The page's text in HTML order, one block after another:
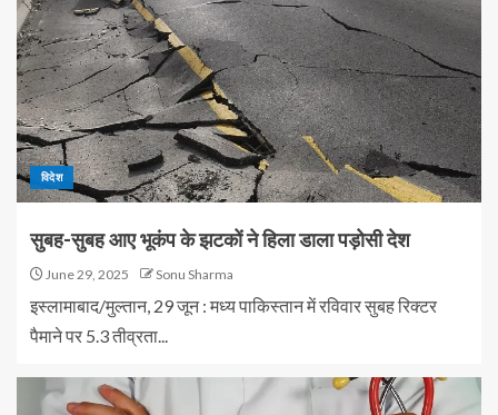
विदेश
सुबह-सुबह आए भूकंप के झटकों ने हिला डाला पड़ोसी देश
June 29, 2025 Sonu Sharma
इस्लामाबाद/मुल्तान, 29 जून : मध्य पाकिस्तान में रविवार सुबह रिक्टर
पैमाने पर 5.3 तीव्रता...